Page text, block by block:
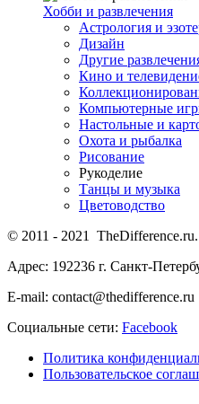
Хобби и развлечения
Астрология и
Дизайн
Другие
Кино и
Компьютерные
Настольные и
Охота и рыбалка
Рисование
Рукоделие
Танцы и музыка
Цветоводство
© 2011 - 2021
Адрес: 192236 г. Санкт-
E-mail: contact@thedifference.ru
Социальные сети: Facebook
Политика
Пользовательское